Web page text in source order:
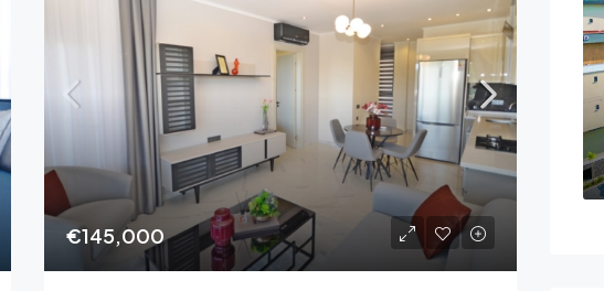
€145,000
Fiyatı Sorun